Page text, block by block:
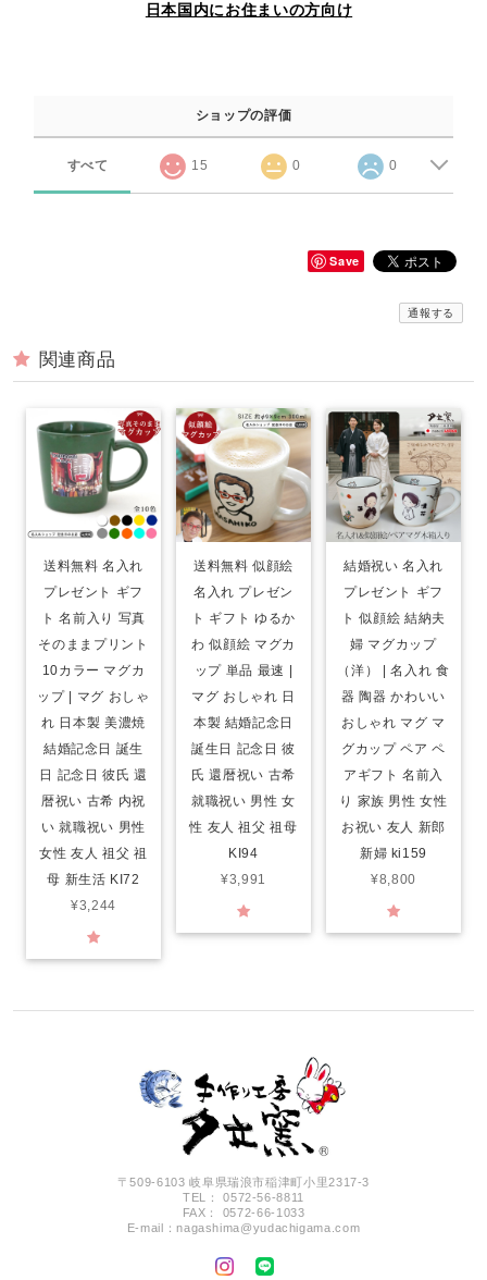
日本国内にお住まいの方向け
ショップの評価
すべて 15 0 0
Save
通報する
関連商品
送料無料 名入れ
プレゼント ギフ
ト 名前入り 写真
そのままプリント
10カラー マグカ
ップ | マグ おしゃ
れ 日本製 美濃焼
結婚記念日 誕生
日 記念日 彼氏 還
暦祝い 古希 内祝
い 就職祝い 男性
女性 友人 祖父 祖
母 新生活 KI72
¥3,244
送料無料 似顔絵
名入れ プレゼン
ト ギフト ゆるか
わ 似顔絵 マグカ
ップ 単品 最速 |
マグ おしゃれ 日
本製 結婚記念日
誕生日 記念日 彼
氏 還暦祝い 古希
就職祝い 男性 女
性 友人 祖父 祖母
KI94
¥3,991
結婚祝い 名入れ
プレゼント ギフ
ト 似顔絵 結納夫
婦 マグカップ
（洋） | 名入れ 食
器 陶器 かわいい
おしゃれ マグ マ
グカップ ペア ペ
アギフト 名前入
り 家族 男性 女性
お祝い 友人 新郎
新婦 ki159
¥8,800
〒509-6103 岐阜県瑞浪市稲津町小里2317-3
TEL： 0572-56-8811
FAX： 0572-66-1033
E-mail：nagashima@yudachigama.com